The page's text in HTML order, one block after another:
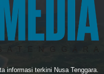
informasi terkini Nusa Tenggara.